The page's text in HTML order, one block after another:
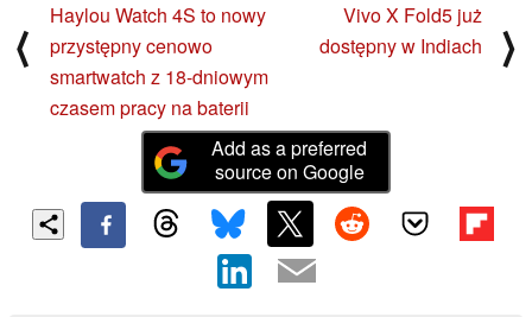
⟨
Haylou Watch 4S to nowy
przystępny cenowo
smartwatch z 18-dniowym
czasem pracy na baterii
Vivo X Fold5 już
dostępny w Indiach
⟩
Add as a preferred
source on Google